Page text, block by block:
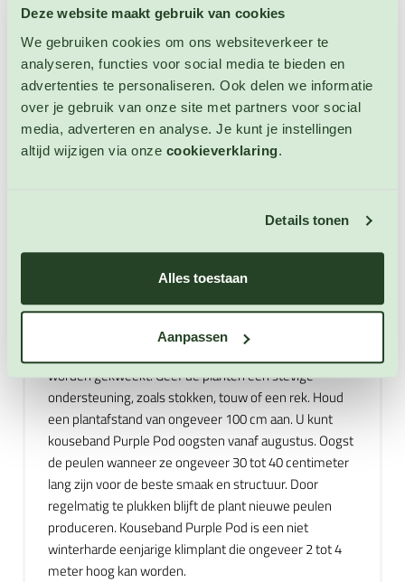
Deze website maakt gebruik van cookies
We gebruiken cookies om ons websiteverkeer te
analyseren, functies voor social media te bieden en
advertenties te personaliseren. Ook delen we informatie
over je gebruik van onze site met partners voor social
media, adverteren en analyse. Je kunt je instellingen
altijd wijzigen via onze cookieverklaring.
Details tonen
Alles toestaan
Aanpassen
Purple Pod kan 1 tot 2 dagen op een koele plaats
worden bewaard. Bewaar de peulen niet in de
groentela van de koelkast, omdat dit verkleuring kan
veroorzaken. Invriezen wordt niet aangeraden, maar
inmaken is wel mogelijk. Kortom: kouseband Purple
Pod is gezond, smakelijk en veelzijdig in de keuken.
Kouseband Purple Pod kweken begint bij het zaaien
binnen voorzaaien voor een vroege oogst. Buiten
zaaien kan vanaf midden mei, zodra er geen kans meer
is op nachtvorst en de grond voldoende is opgewarmd.
worden gekweekt. Geef de planten een stevige
ondersteuning, zoals stokken, touw of een rek. Houd
een plantafstand van ongeveer 100 cm aan. U kunt
kouseband Purple Pod oogsten vanaf augustus. Oogst
de peulen wanneer ze ongeveer 30 tot 40 centimeter
lang zijn voor de beste smaak en structuur. Door
regelmatig te plukken blijft de plant nieuwe peulen
produceren. Kouseband Purple Pod is een niet
winterharde eenjarige klimplant die ongeveer 2 tot 4
meter hoog kan worden.